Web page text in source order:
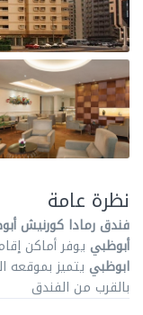
نظرة عامة
فندق رمادا كورنيش
أبوظبي يوفر أماكن
ابوظبي يتميز بموقعه
بالقرب من الفندق